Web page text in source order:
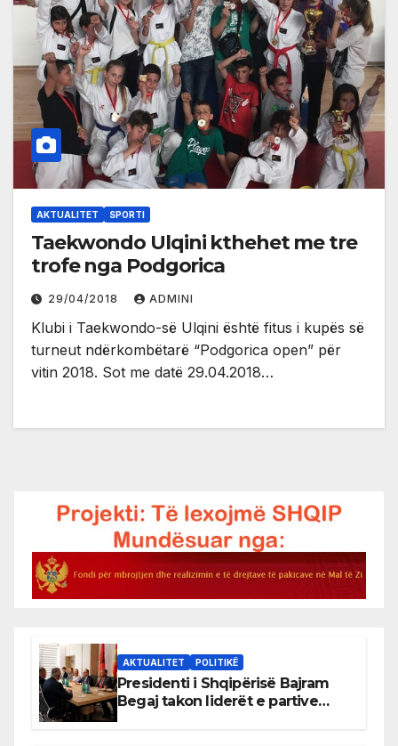
AKTUALITET SPORTI
Taekwondo Ulqini kthehet me tre
trofe nga Podgorica
29/04/2018 ADMINI
Klubi i Taekwondo-së Ulqini është fitus i kupës së
turneut ndërkombëtarë “Podgorica open” për
vitin 2018. Sot me datë 29.04.2018…
AKTUALITET POLITIKË
Presidenti i Shqipërisë Bajram
Begaj takon liderët e partive